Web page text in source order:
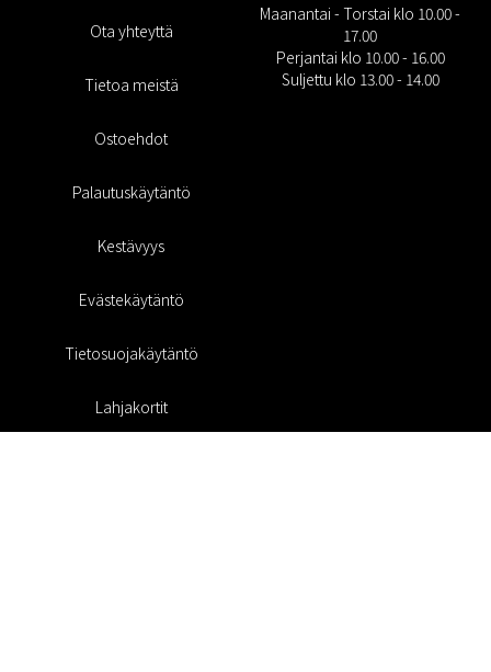
Ota yhteyttä
Tietoa meistä
Ostoehdot
Palautuskäytäntö
Kestävyys
Evästekäytäntö
Tietosuojakäytäntö
Lahjakortit
Maanantai - Torstai klo 10.00 -
17.00
Perjantai klo 10.00 - 16.00
Suljettu klo 13.00 - 14.00